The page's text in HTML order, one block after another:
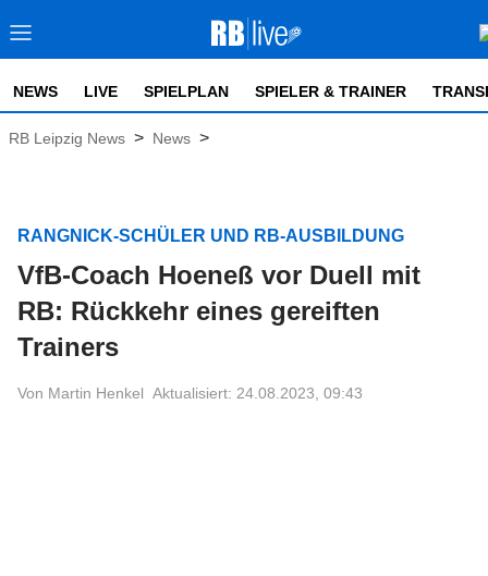
NEWS LIVE SPIELPLAN SPIELER & TRAINER
RB Leipzig News > News >
RANGNICK-SCHÜLER UND RB-AUSBILDUNG
VfB-Coach Hoeneß vor Duell mit
RB: Rückkehr eines gereiften
Trainers
Von Martin Henkel Aktualisiert: 24.08.2023, 09:43